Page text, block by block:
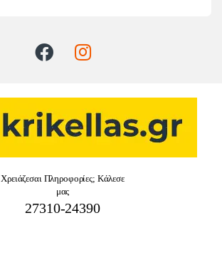
Χρειάζεσαι Πληροφορίες; Κάλεσε
μας
27310-24390